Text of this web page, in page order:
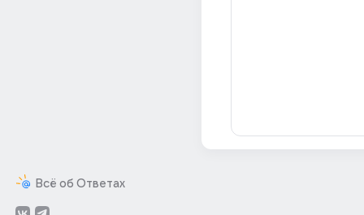
Всё об Ответах